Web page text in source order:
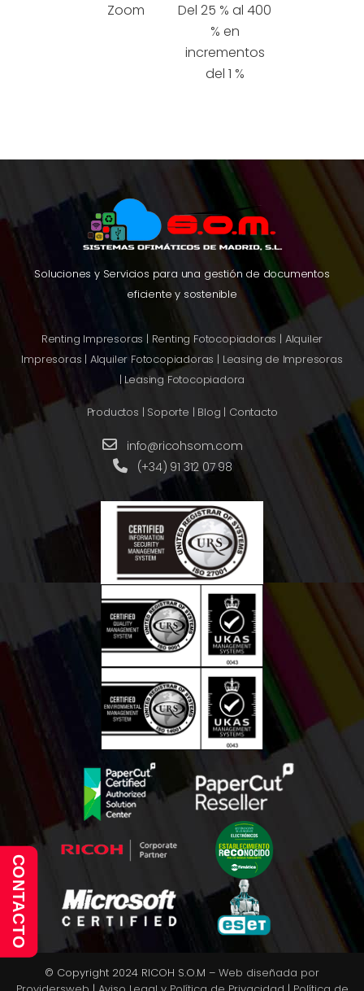
CONTACTO
Zoom
Del 25 % al 400
% en
incrementos
del 1 %
Soluciones y Servicios para una gestión de documentos
eficiente y sostenible
Renting Impresoras | Renting Fotocopiadoras | Alquiler
Impresoras | Alquiler Fotocopiadoras | Leasing de Impresoras
|Leasing Fotocopiadora
Productos | Soporte | Blog | Contacto
info@ricohsom.com
(+34) 91 312 07 98
© Copyright 2024 RICOH S.O.M – Web diseñada por